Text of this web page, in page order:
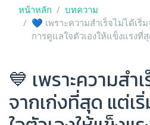
หน้าหลัก
บทความ
💙 เพราะความสำเร็จไม่ได้เริ่
การดูแลใจตัวเองให้แข็งแรงที่
💙 เพราะความสำ
จากเก่งที่สุด แต่เ